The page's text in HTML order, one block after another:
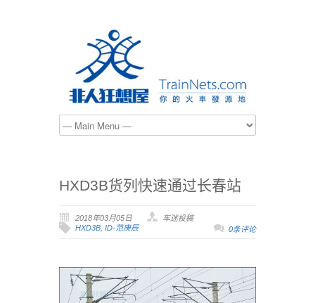
HXD3B货列快速通过长春站
2018年03月05日
车迷投稿
HXD3B, ID-范庚辰 0条评论